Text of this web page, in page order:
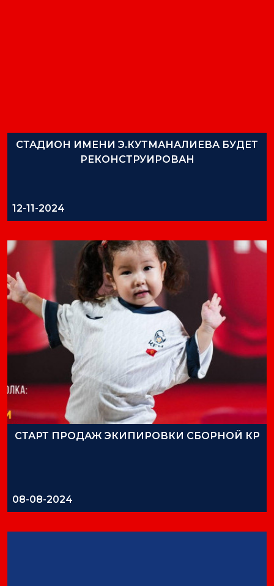
СТАДИОН ИМЕНИ Э.КУТМАНАЛИЕВА БУДЕТ
РЕКОНСТРУИРОВАН
12-11-2024
СТАРТ ПРОДАЖ ЭКИПИРОВКИ СБОРНОЙ КР
08-08-2024